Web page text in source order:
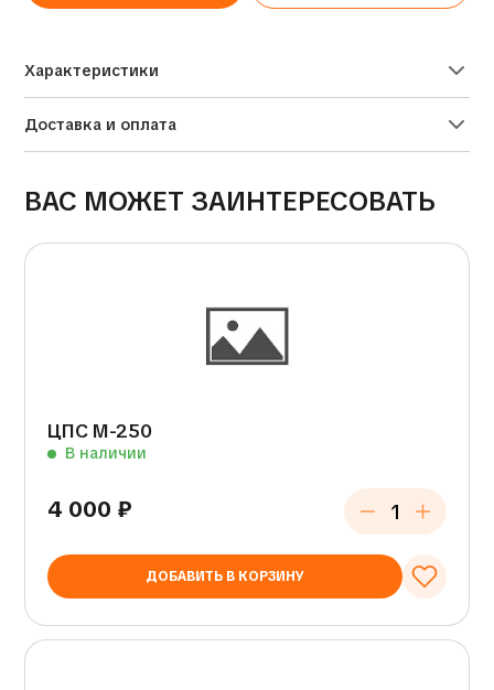
Характеристики
Доставка и оплата
ВАС МОЖЕТ ЗАИНТЕРЕСОВАТЬ
ЦПС М-250
В наличии
4 000 ₽
ДОБАВИТЬ В КОРЗИНУ